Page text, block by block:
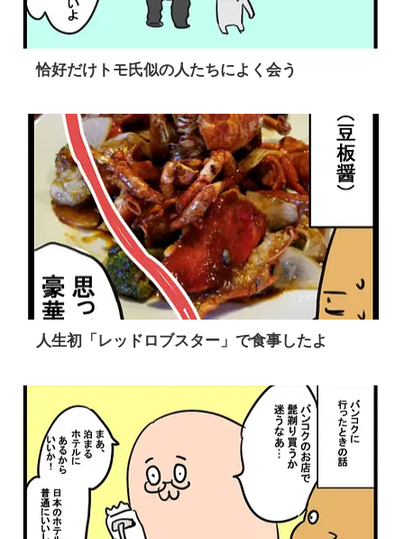
恰好だけトモ氏似の人たちによく会う
人生初「レッドロブスター」で食事したよ